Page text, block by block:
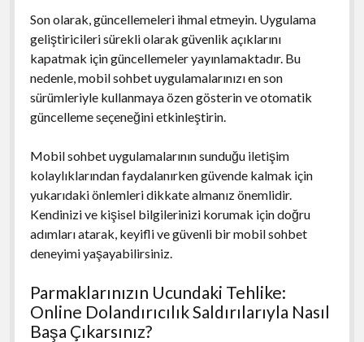
Son olarak, güncellemeleri ihmal etmeyin. Uygulama
geliştiricileri sürekli olarak güvenlik açıklarını
kapatmak için güncellemeler yayınlamaktadır. Bu
nedenle, mobil sohbet uygulamalarınızı en son
sürümleriyle kullanmaya özen gösterin ve otomatik
güncelleme seçeneğini etkinleştirin.
Mobil sohbet uygulamalarının sunduğu iletişim
kolaylıklarından faydalanırken güvende kalmak için
yukarıdaki önlemleri dikkate almanız önemlidir.
Kendinizi ve kişisel bilgilerinizi korumak için doğru
adımları atarak, keyifli ve güvenli bir mobil sohbet
deneyimi yaşayabilirsiniz.
Parmaklarınızın Ucundaki Tehlike:
Online Dolandırıcılık Saldırılarıyla Nasıl
Başa Çıkarsınız?